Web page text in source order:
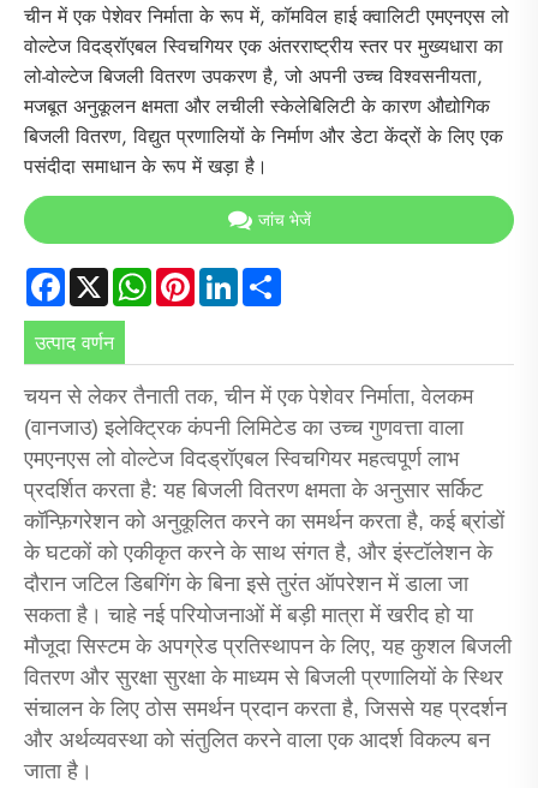
चीन में एक पेशेवर निर्माता के रूप में, कॉमविल हाई क्वालिटी एमएनएस लो
वोल्टेज विदड्रॉएबल स्विचगियर एक अंतरराष्ट्रीय स्तर पर मुख्यधारा का
लो-वोल्टेज बिजली वितरण उपकरण है, जो अपनी उच्च विश्वसनीयता,
मजबूत अनुकूलन क्षमता और लचीली स्केलेबिलिटी के कारण औद्योगिक
बिजली वितरण, विद्युत प्रणालियों के निर्माण और डेटा केंद्रों के लिए एक
पसंदीदा समाधान के रूप में खड़ा है।
जांच भेजें
Facebook
X WhatsApp
PinterestLinkedIn
उत्पाद वर्णन
चयन से लेकर तैनाती तक, चीन में एक पेशेवर निर्माता, वेलकम
(वानजाउ) इलेक्ट्रिक कंपनी लिमिटेड का उच्च गुणवत्ता वाला
एमएनएस लो वोल्टेज विदड्रॉएबल स्विचगियर महत्वपूर्ण लाभ
प्रदर्शित करता है: यह बिजली वितरण क्षमता के अनुसार सर्किट
कॉन्फ़िगरेशन को अनुकूलित करने का समर्थन करता है, कई ब्रांडों
के घटकों को एकीकृत करने के साथ संगत है, और इंस्टॉलेशन के
दौरान जटिल डिबगिंग के बिना इसे तुरंत ऑपरेशन में डाला जा
सकता है। चाहे नई परियोजनाओं में बड़ी मात्रा में खरीद हो या
मौजूदा सिस्टम के अपग्रेड प्रतिस्थापन के लिए, यह कुशल बिजली
वितरण और सुरक्षा सुरक्षा के माध्यम से बिजली प्रणालियों के स्थिर
संचालन के लिए ठोस समर्थन प्रदान करता है, जिससे यह प्रदर्शन
और अर्थव्यवस्था को संतुलित करने वाला एक आदर्श विकल्प बन
जाता है।